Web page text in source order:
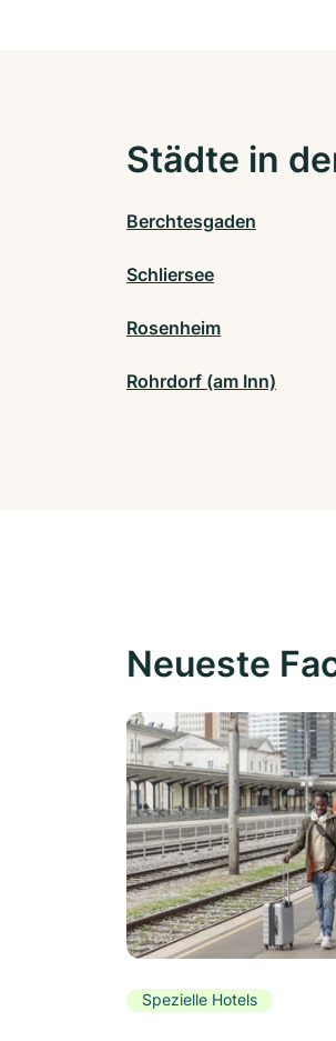
Städte in
Berchtesgaden
Schliersee
Rosenheim
Rohrdorf (am Inn)
Neueste
Spezielle Hotels